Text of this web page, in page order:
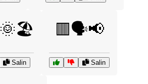
Salin
🟥🗣️📢
Salin